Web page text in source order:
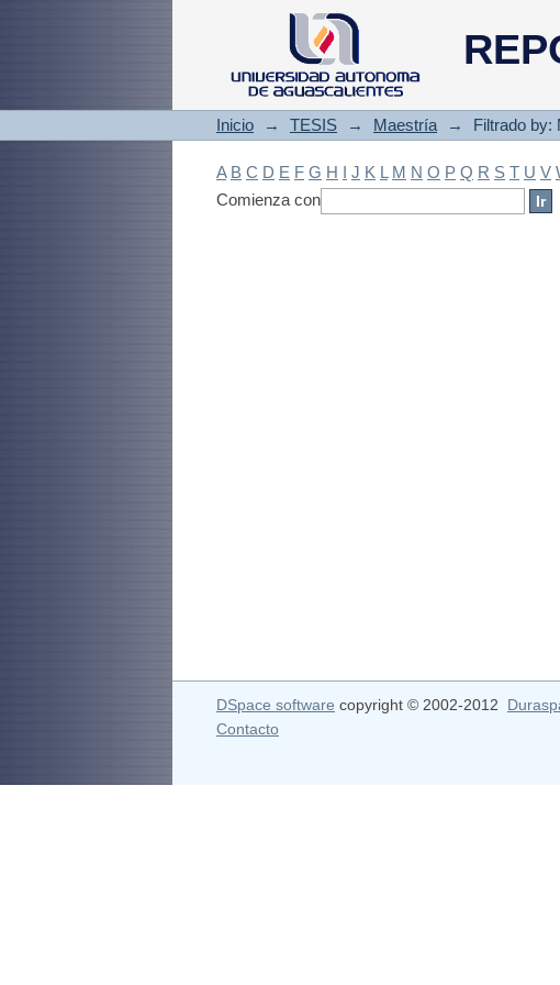
Filtrado by: Materia
Inicio → TESIS → Maestría → Filtrado by:
A B C D E F G H I J K L M N O P Q R S T U V
Comienza con
DSpace software copyright © 2002-2012
Contacto